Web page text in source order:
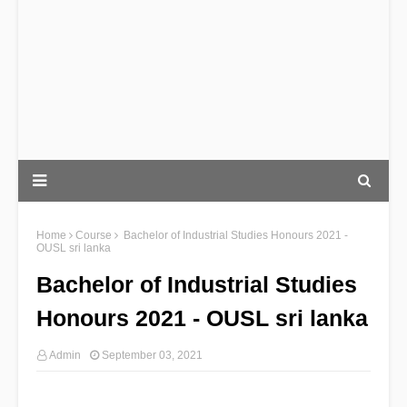
Home Course
Bachelor of Industrial Studies Honours 2021 -
OUSL sri lanka
Bachelor of Industrial Studies
Honours 2021 - OUSL sri lanka
Admin September 03, 2021